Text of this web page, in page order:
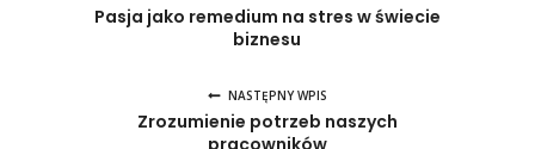
Pasja jako remedium na stres w świecie
biznesu
NASTĘPNY WPIS
Zrozumienie potrzeb naszych
pracowników